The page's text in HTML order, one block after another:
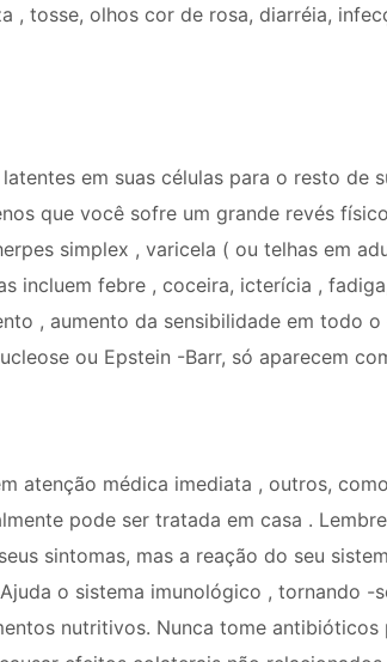
, tosse, olhos cor de rosa, diarréia,
em suas células para o resto de
que você sofre um grande revés
simplex , varicela ( ou telhas em
incluem febre , coceira, icterícia ,
, aumento da sensibilidade em todo
ou Epstein -Barr, só aparecem
atenção médica imediata , outros,
pode ser tratada em casa .
sintomas, mas a reação do seu
o sistema imunológico , tornando -
nutritivos. Nunca tome antibióticos